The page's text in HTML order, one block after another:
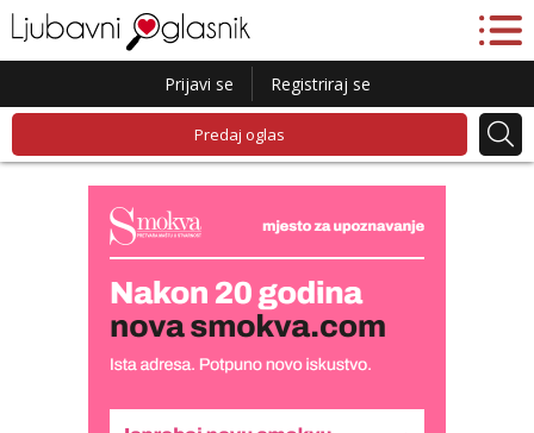
Prijavi se Registriraj se
Predaj oglas